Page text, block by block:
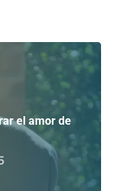
el amor de